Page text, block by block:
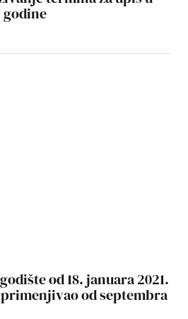
godine
od 18. januara 2021.
od septembra